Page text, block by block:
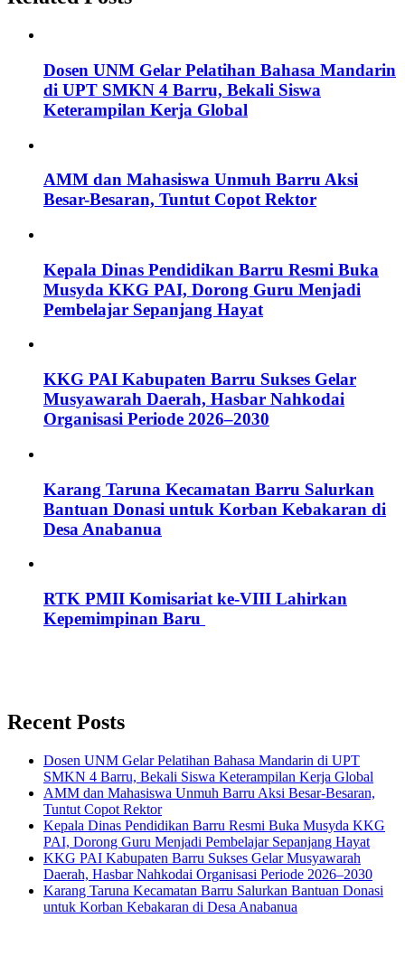
Dosen UNM Gelar Pelatihan Bahasa Mandarin
di UPT SMKN 4 Barru, Bekali Siswa
Keterampilan Kerja Global
AMM dan Mahasiswa Unmuh Barru Aksi
Besar-Besaran, Tuntut Copot Rektor
Kepala Dinas Pendidikan Barru Resmi Buka
Musyda KKG PAI, Dorong Guru Menjadi
Pembelajar Sepanjang Hayat
KKG PAI Kabupaten Barru Sukses Gelar
Musyawarah Daerah, Hasbar Nahkodai
Organisasi Periode 2026–2030
Karang Taruna Kecamatan Barru Salurkan
Bantuan Donasi untuk Korban Kebakaran di
Desa Anabanua
RTK PMII Komisariat ke-VIII Lahirkan
Kepemimpinan Baru
Recent Posts
Dosen UNM Gelar Pelatihan Bahasa Mandarin di UPT
SMKN 4 Barru, Bekali Siswa Keterampilan Kerja Global
AMM dan Mahasiswa Unmuh Barru Aksi Besar-Besaran,
Tuntut Copot Rektor
Kepala Dinas Pendidikan Barru Resmi Buka Musyda KKG
PAI, Dorong Guru Menjadi Pembelajar Sepanjang Hayat
KKG PAI Kabupaten Barru Sukses Gelar Musyawarah
Daerah, Hasbar Nahkodai Organisasi Periode 2026–2030
Karang Taruna Kecamatan Barru Salurkan Bantuan Donasi
untuk Korban Kebakaran di Desa Anabanua